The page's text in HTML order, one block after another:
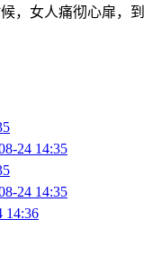
，女人痛彻心扉，到
24 14:35
24 14:35
14:36